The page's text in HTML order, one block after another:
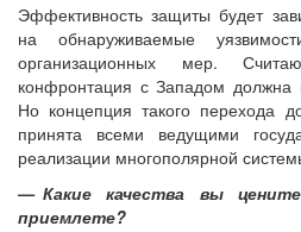
Эффективность защиты будет
на обнаруживаемые
организационных мер.
конфронтация с Западом должна
Но концепция такого перехода
принята всеми ведущими
реализации многополярной
— Какие качества вы
приемлете?